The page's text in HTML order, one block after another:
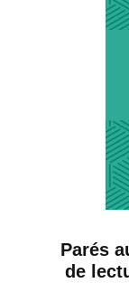
Parés
de